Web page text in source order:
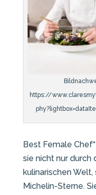
https://
Best Female
sie nicht nur durch
kulinarischen
Michelin-Sterne.